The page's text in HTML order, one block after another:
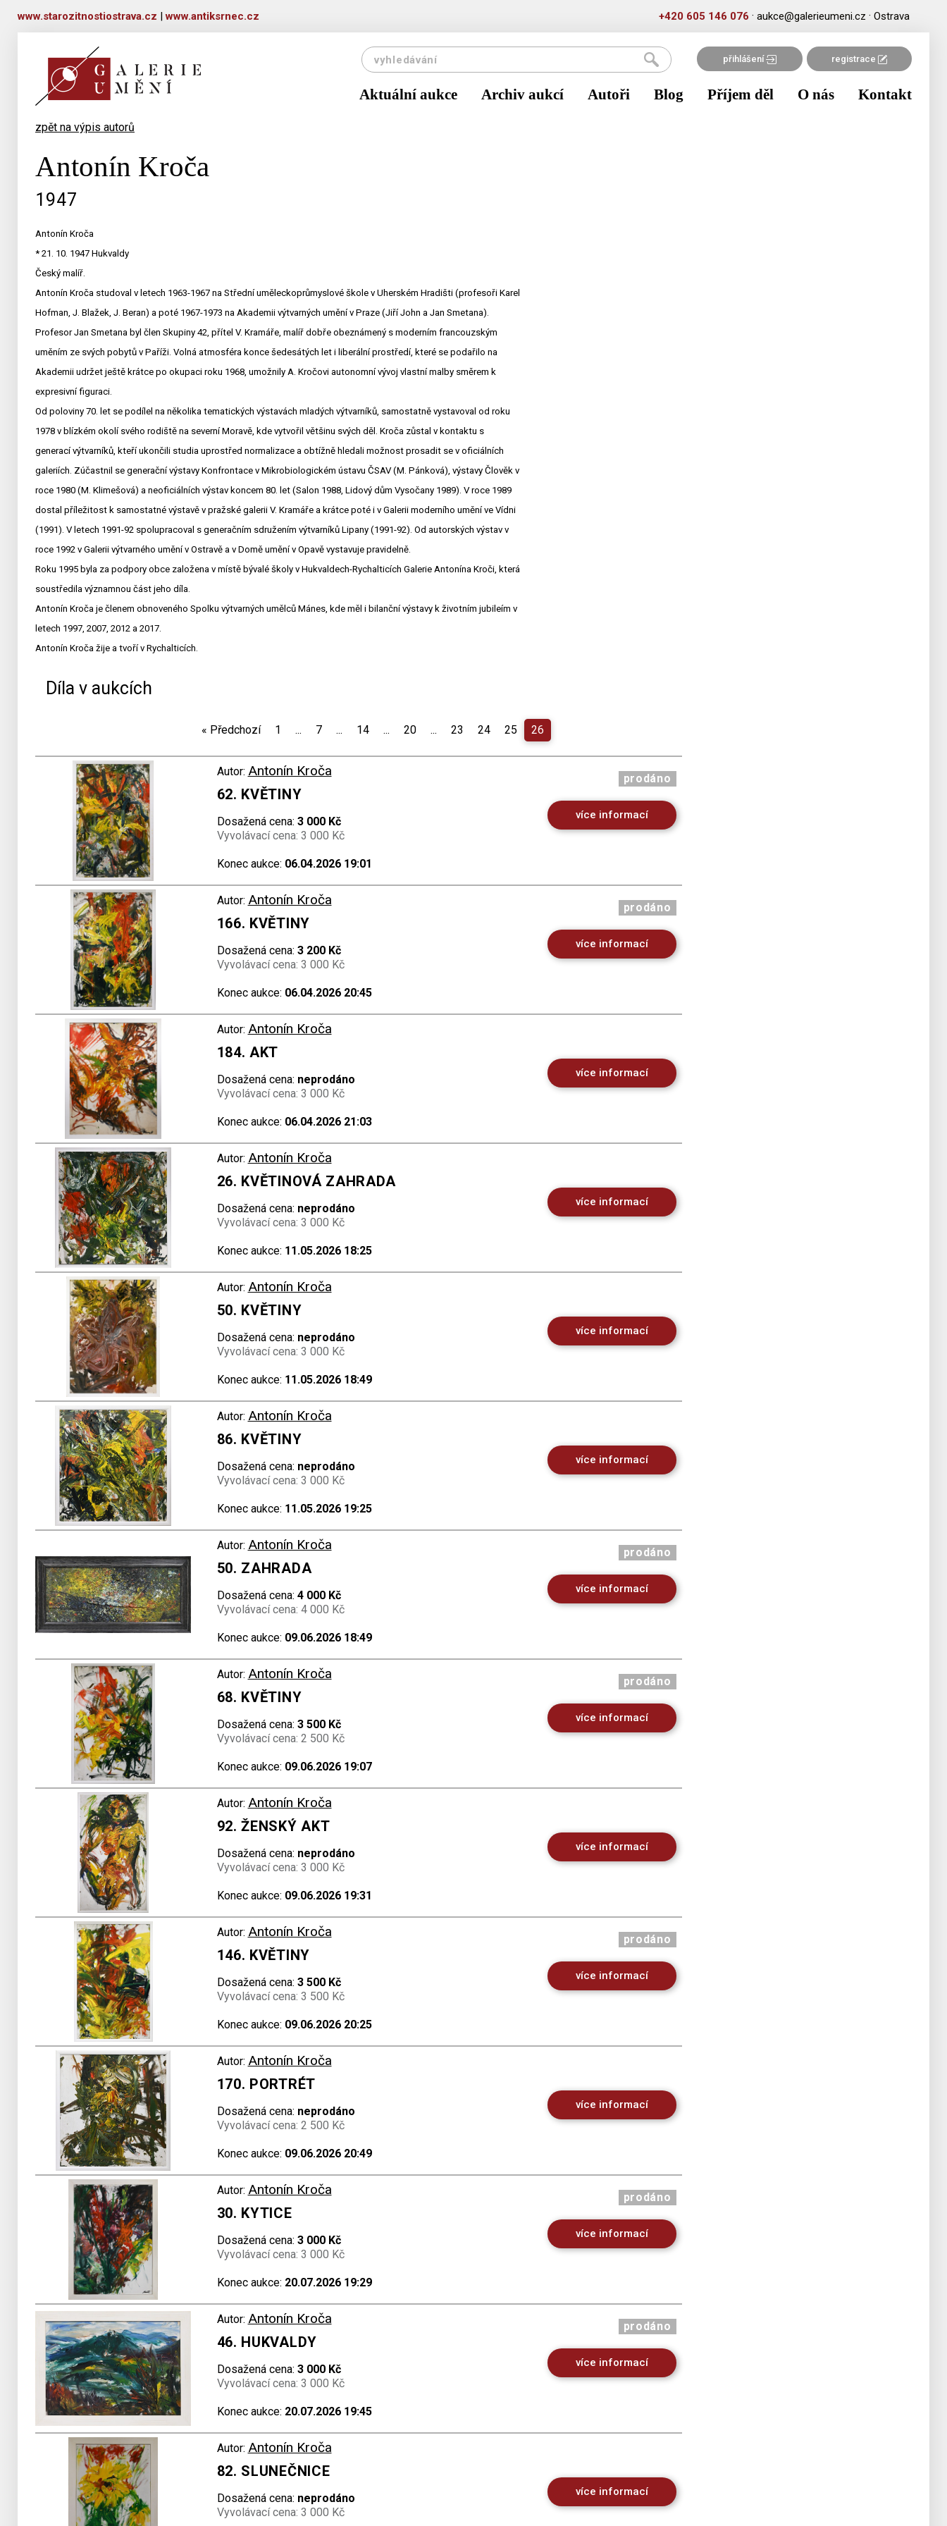
www.starozitnostiostrava.cz |www.antiksrnec.cz +420 605 146 076 · aukce@galerieumeni.cz · Ostrava
přihlášení registrace
Aktuální aukce Archiv aukcí Autoři Blog Příjem děl O nás Kontakt
zpět na výpis autorů
Antonín Kroča
1947
Antonín Kroča
* 21. 10. 1947 Hukvaldy
Český malíř.
Antonín Kroča studoval v letech 1963-1967 na Střední uměleckoprůmyslové škole v Uherském Hradišti (profesoři Karel
Hofman, J. Blažek, J. Beran) a poté 1967-1973 na Akademii výtvarných umění v Praze (Jiří John a Jan Smetana).
Profesor Jan Smetana byl člen Skupiny 42, přítel V. Kramáře, malíř dobře obeznámený s moderním francouzským
uměním ze svých pobytů v Paříži. Volná atmosféra konce šedesátých let i liberální prostředí, které se podařilo na
Akademii udržet ještě krátce po okupaci roku 1968, umožnily A. Kročovi autonomní vývoj vlastní malby směrem k
expresivní figuraci.
Od poloviny 70. let se podílel na několika tematických výstavách mladých výtvarníků, samostatně vystavoval od roku
1978 v blízkém okolí svého rodiště na severní Moravě, kde vytvořil většinu svých děl. Kroča zůstal v kontaktu s
generací výtvarníků, kteří ukončili studia uprostřed normalizace a obtížně hledali možnost prosadit se v oficiálních
galeriích. Zúčastnil se generační výstavy Konfrontace v Mikrobiologickém ústavu ČSAV (M. Pánková), výstavy Člověk v
roce 1980 (M. Klimešová) a neoficiálních výstav koncem 80. let (Salon 1988, Lidový dům Vysočany 1989). V roce 1989
dostal příležitost k samostatné výstavě v pražské galerii V. Kramáře a krátce poté i v Galerii moderního umění ve Vídni
(1991). V letech 1991-92 spolupracoval s generačním sdružením výtvarníků Lipany (1991-92). Od autorských výstav v
roce 1992 v Galerii výtvarného umění v Ostravě a v Domě umění v Opavě vystavuje pravidelně.
Roku 1995 byla za podpory obce založena v místě bývalé školy v Hukvaldech-Rychalticích Galerie Antonína Kroči, která
soustředila významnou část jeho díla.
Antonín Kroča je členem obnoveného Spolku výtvarných umělců Mánes, kde měl i bilanční výstavy k životním jubileím v
letech 1997, 2007, 2012 a 2017.
Antonín Kroča žije a tvoří v Rychalticích.
Díla v aukcích
« Předchozí 1 ... 7 ... 14 ... 20 ... 23 24 25 26
Autor: Antonín Kroča
62. KVĚTINY
Dosažená cena: 3 000 Kč
Vyvolávací cena: 3 000 Kč
Konec aukce: 06.04.2026 19:01
prodáno
více informací
Autor: Antonín Kroča
166. KVĚTINY
Dosažená cena: 3 200 Kč
Vyvolávací cena: 3 000 Kč
Konec aukce: 06.04.2026 20:45
prodáno
více informací
Autor: Antonín Kroča
184. AKT
Dosažená cena: neprodáno
Vyvolávací cena: 3 000 Kč
Konec aukce: 06.04.2026 21:03
více informací
Autor: Antonín Kroča
26. KVĚTINOVÁ ZAHRADA
Dosažená cena: neprodáno
Vyvolávací cena: 3 000 Kč
Konec aukce: 11.05.2026 18:25
více informací
Autor: Antonín Kroča
50. KVĚTINY
Dosažená cena: neprodáno
Vyvolávací cena: 3 000 Kč
Konec aukce: 11.05.2026 18:49
více informací
Autor: Antonín Kroča
86. KVĚTINY
Dosažená cena: neprodáno
Vyvolávací cena: 3 000 Kč
Konec aukce: 11.05.2026 19:25
více informací
Autor: Antonín Kroča
50. ZAHRADA
Dosažená cena: 4 000 Kč
Vyvolávací cena: 4 000 Kč
Konec aukce: 09.06.2026 18:49
prodáno
více informací
Autor: Antonín Kroča
68. KVĚTINY
Dosažená cena: 3 500 Kč
Vyvolávací cena: 2 500 Kč
Konec aukce: 09.06.2026 19:07
prodáno
více informací
Autor: Antonín Kroča
92. ŽENSKÝ AKT
Dosažená cena: neprodáno
Vyvolávací cena: 3 000 Kč
Konec aukce: 09.06.2026 19:31
více informací
Autor: Antonín Kroča
146. KVĚTINY
Dosažená cena: 3 500 Kč
Vyvolávací cena: 3 500 Kč
Konec aukce: 09.06.2026 20:25
prodáno
více informací
Autor: Antonín Kroča
170. PORTRÉT
Dosažená cena: neprodáno
Vyvolávací cena: 2 500 Kč
Konec aukce: 09.06.2026 20:49
více informací
Autor: Antonín Kroča
30. KYTICE
Dosažená cena: 3 000 Kč
Vyvolávací cena: 3 000 Kč
Konec aukce: 20.07.2026 19:29
prodáno
více informací
Autor: Antonín Kroča
46. HUKVALDY
Dosažená cena: 3 000 Kč
Vyvolávací cena: 3 000 Kč
Konec aukce: 20.07.2026 19:45
prodáno
více informací
Autor: Antonín Kroča
82. SLUNEČNICE
Dosažená cena: neprodáno
Vyvolávací cena: 3 000 Kč
více informací